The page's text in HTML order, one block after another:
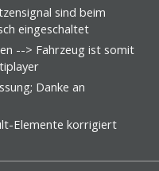
sind beim
eingeschaltet
--> Fahrzeug ist somit
Danke an
Elemente korrigiert